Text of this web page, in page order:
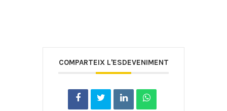
COMPARTEIX L'ESDEVENIMENT